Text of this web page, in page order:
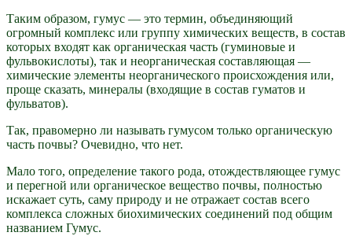
Таким образом, гумус — это термин, объединяющий
огромный комплекс или группу химических веществ, в состав
которых входят как органическая часть (гуминовые и
фульвокислоты), так и неорганическая составляющая —
химические элементы неорганического происхождения или,
проще сказать, минералы (входящие в состав гуматов и
фульватов).
Так, правомерно ли называть гумусом только органическую
часть почвы? Очевидно, что нет.
Мало того, определение такого рода, отождествляющее гумус
и перегной или органическое вещество почвы, полностью
искажает суть, саму природу и не отражает состав всего
комплекса сложных биохимических соединений под общим
названием Гумус.